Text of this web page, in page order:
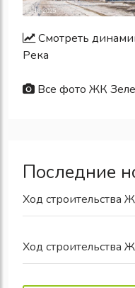
Смотреть
Река
Все фото ЖК
Последние
Ход строительства
Ход строительства